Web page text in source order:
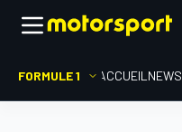
FORMULE 1 ACCUEIL NEWS